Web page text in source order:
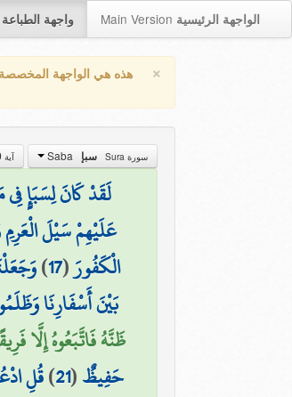
واجهة الطباعة Main Version الواجهة الرئيسية
× هذه هي الواجهة
سورة Sura سبإ آية Aya
لَقَدْ كَانَ لِسَبَإٍ
عَلَيْهِمْ سَيْلَ
الْكَفُورَ(
17
)
بَيْنَ أَسْفَارِنَا
ظَنَّهُ فَاتَّبَعُوهُ إِلَّا
حَفِيظٌ(
21
)قُلِ